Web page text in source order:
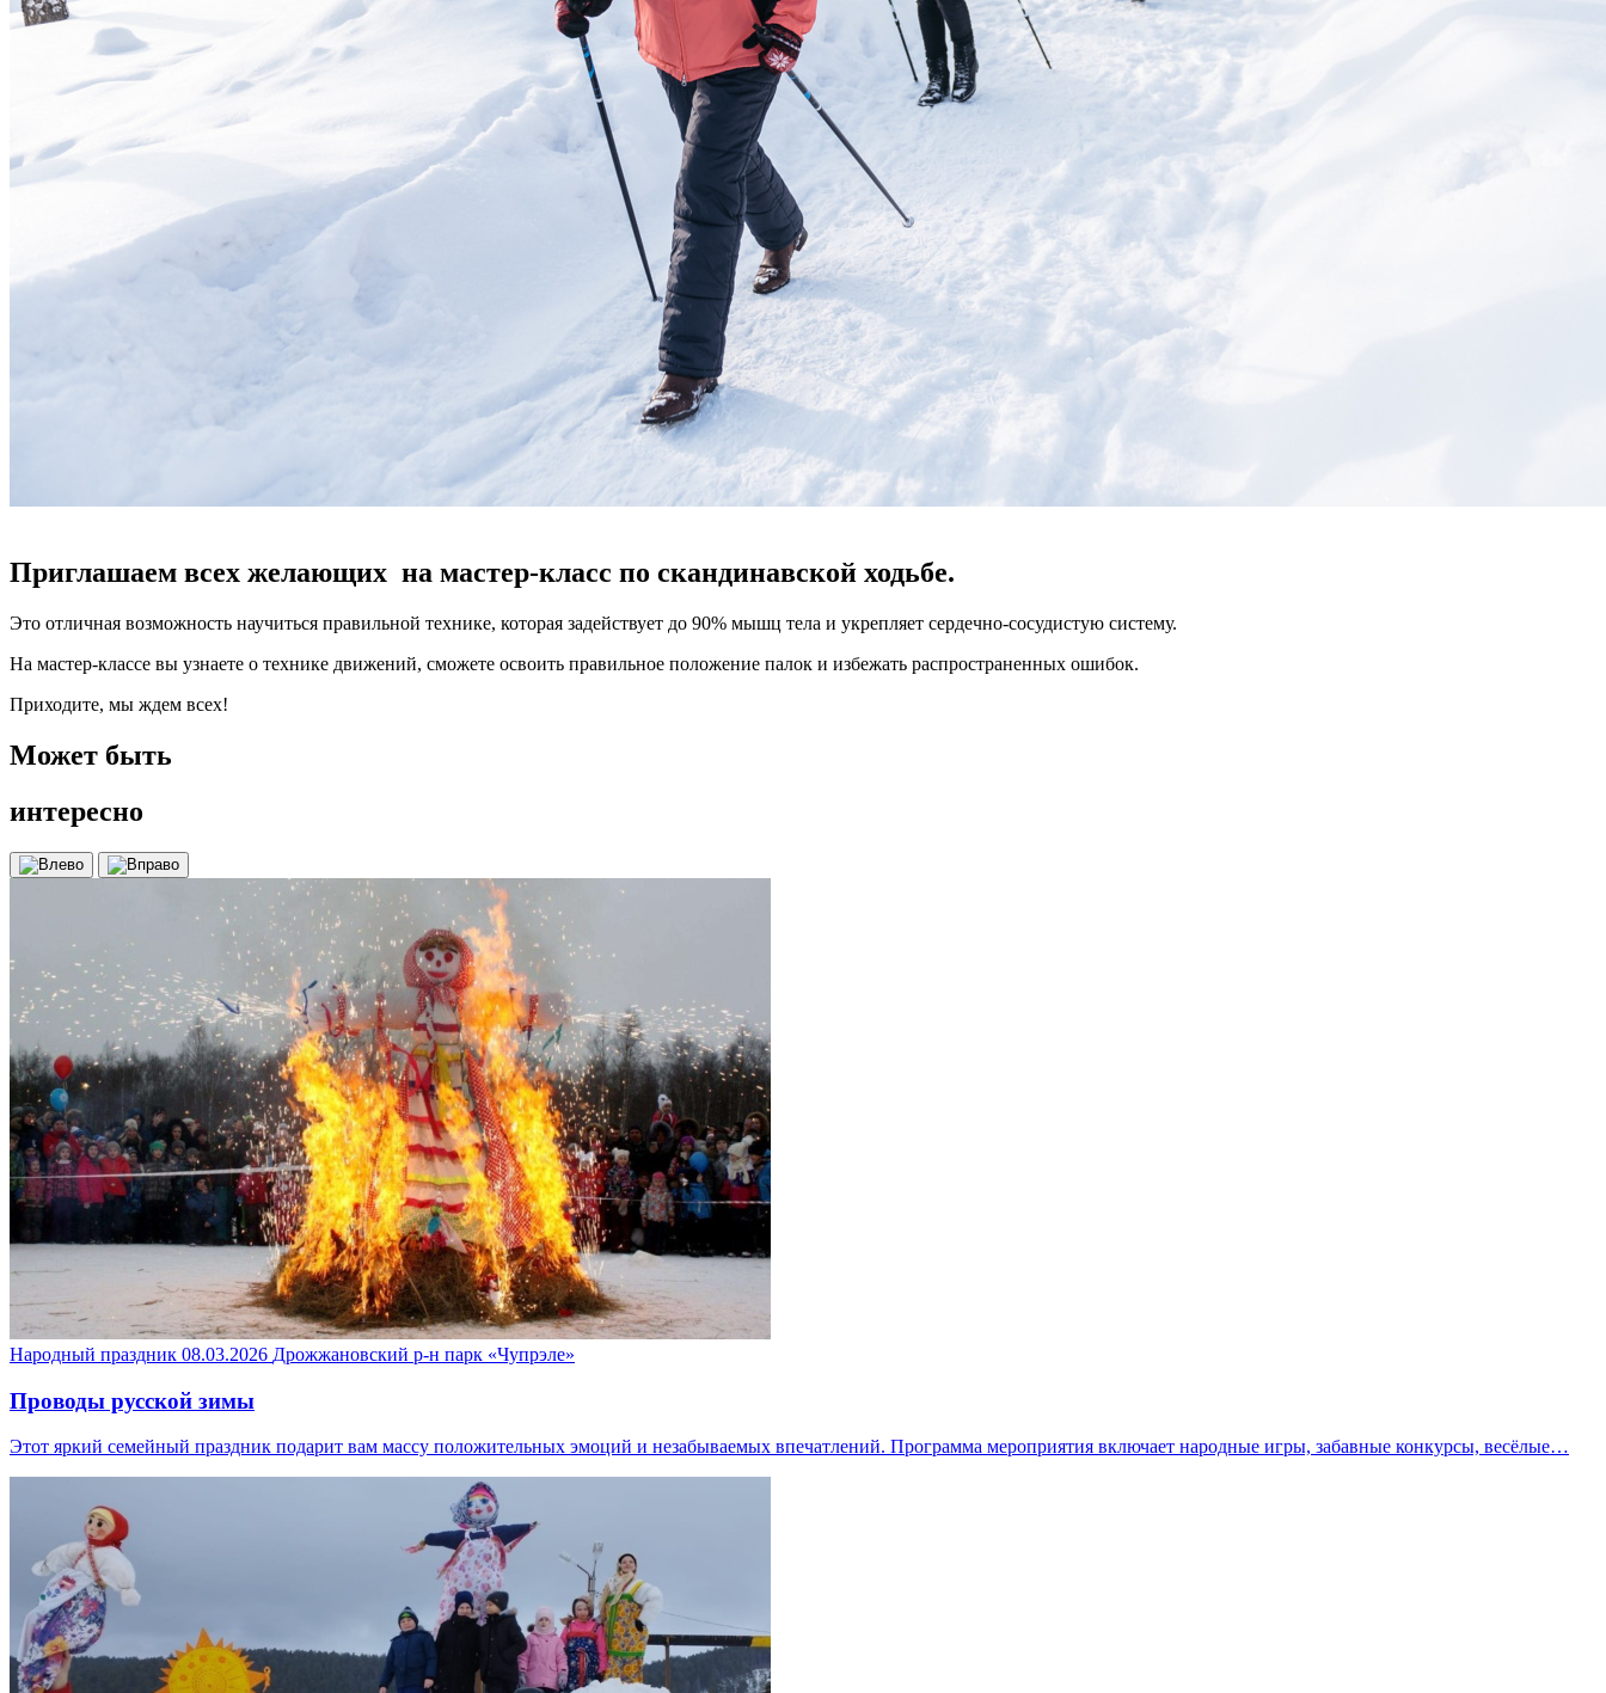
Приглашаем всех желающих на мастер-класс по скандинавской ходьбе.
Это отличная возможность научиться правильной технике, которая задействует до 90% мышц тела и укрепляет сердечно-сосудистую систему.
На мастер-классе вы узнаете о технике движений, сможете освоить правильное положение палок и избежать распространенных ошибок.
Приходите, мы ждем всех!
Может быть
интересно
Народный праздник 08.03.2026 Дрожжановский р-н парк «Чупрэле»
Проводы русской зимы
Этот яркий семейный праздник подарит вам массу положительных эмоций и незабываемых впечатлений. Программа мероприятия включает народные игры, забавные конкурсы, весёлые…